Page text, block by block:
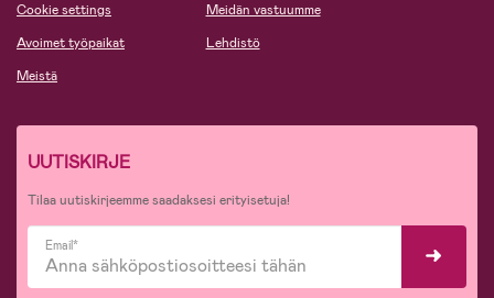
Cookie settings
Avoimet työpaikat
Meistä
Meidän vastuumme
Lehdistö
UUTISKIRJE
Tilaa uutiskirjeemme saadaksesi erityisetuja!
Email*